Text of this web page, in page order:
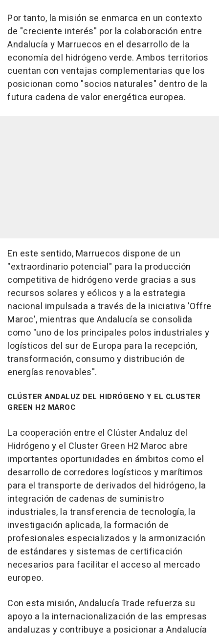
Por tanto, la misión se enmarca en un contexto
de "creciente interés" por la colaboración entre
Andalucía y Marruecos en el desarrollo de la
economía del hidrógeno verde. Ambos territorios
cuentan con ventajas complementarias que los
posicionan como "socios naturales" dentro de la
futura cadena de valor energética europea.
En este sentido, Marruecos dispone de un
"extraordinario potencial" para la producción
competitiva de hidrógeno verde gracias a sus
recursos solares y eólicos y a la estrategia
nacional impulsada a través de la iniciativa 'Offre
Maroc', mientras que Andalucía se consolida
como "uno de los principales polos industriales y
logísticos del sur de Europa para la recepción,
transformación, consumo y distribución de
energías renovables".
CLÚSTER ANDALUZ DEL HIDRÓGENO Y EL CLUSTER
GREEN H2 MAROC
La cooperación entre el Clúster Andaluz del
Hidrógeno y el Cluster Green H2 Maroc abre
importantes oportunidades en ámbitos como el
desarrollo de corredores logísticos y marítimos
para el transporte de derivados del hidrógeno, la
integración de cadenas de suministro
industriales, la transferencia de tecnología, la
investigación aplicada, la formación de
profesionales especializados y la armonización
de estándares y sistemas de certificación
necesarios para facilitar el acceso al mercado
europeo.
Con esta misión, Andalucía Trade refuerza su
apoyo a la internacionalización de las empresas
andaluzas y contribuye a posicionar a Andalucía